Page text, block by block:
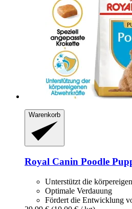
Warenkorb
Royal Canin Poodle
Unterstützt die
Optimale Verdauung
Fördert die Entwicklung